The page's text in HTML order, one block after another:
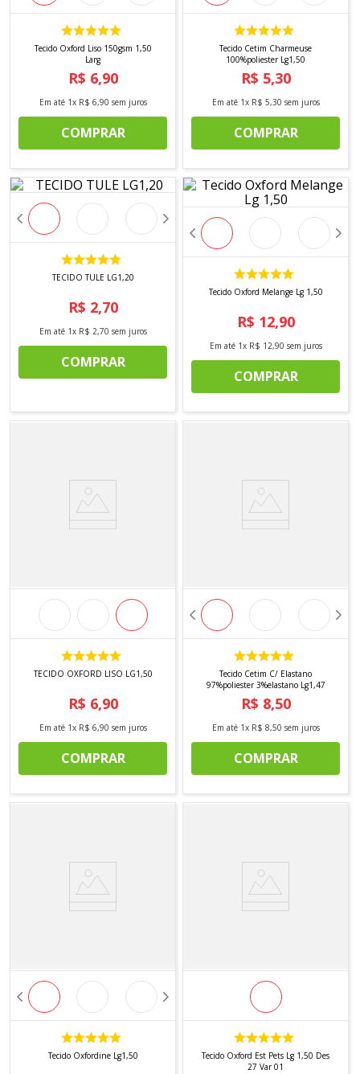
Tecido Oxford Liso 150gsm 1,50
Larg
R$ 6,90
Em até 1x R$ 6,90 sem juros
COMPRAR
Tecido Cetim Charmeuse
100%poliester Lg1,50
R$ 5,30
Em até 1x R$ 5,30 sem juros
COMPRAR
TECIDO TULE LG1,20
R$ 2,70
Em até 1x R$ 2,70 sem juros
COMPRAR
Tecido Oxford Melange Lg 1,50
R$ 12,90
Em até 1x R$ 12,90 sem juros
COMPRAR
TECIDO OXFORD LISO LG1,50
R$ 6,90
Em até 1x R$ 6,90 sem juros
COMPRAR
Tecido Cetim C/ Elastano
97%poliester 3%elastano Lg1,47
R$ 8,50
Em até 1x R$ 8,50 sem juros
COMPRAR
Tecido Oxfordine Lg1,50
Tecido Oxford Est Pets Lg 1,50 Des
27 Var 01
tricoline digital
tecido oxford
tapete sisal